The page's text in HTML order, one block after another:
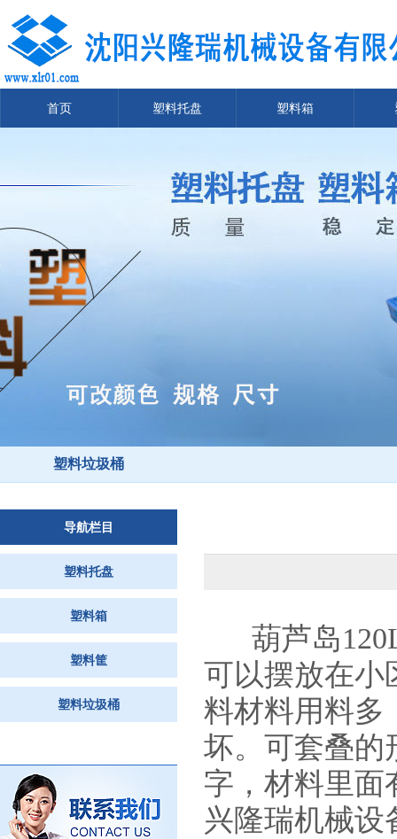
首页 塑料托盘 塑料箱
塑料垃圾桶
导航栏目
塑料托盘
塑料箱
塑料筐
塑料垃圾桶
葫芦岛
可以摆放在小
料材料用料多
坏。可套叠的
字，材料里面
兴隆瑞机械设